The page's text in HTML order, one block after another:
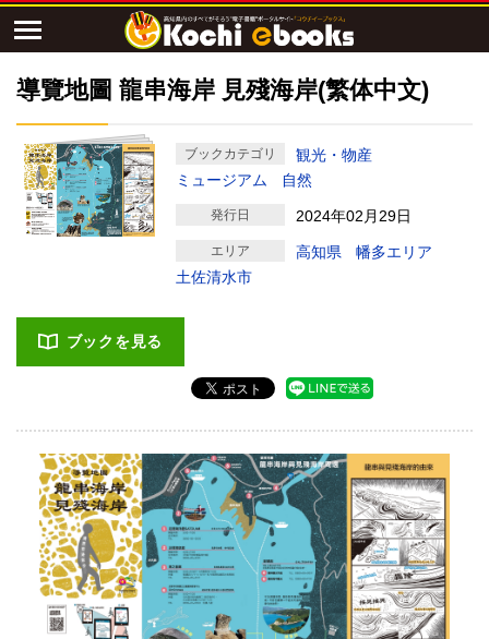
導覽地圖 龍串海岸 見殘海岸(繁体中文)
ブックカテゴリ
観光・物産
ミュージアム
自然
発行日 2024年02月29日
エリア 高知県
幡多エリア
土佐清水市
ブックを見る